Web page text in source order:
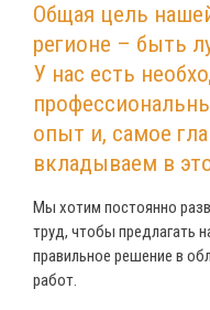
Общая цель
регионе – быть
У нас есть
опыт и, самое
вкладываем в
Мы хотим постоянно
труд, чтобы предлагать
правильное решение в
работ.